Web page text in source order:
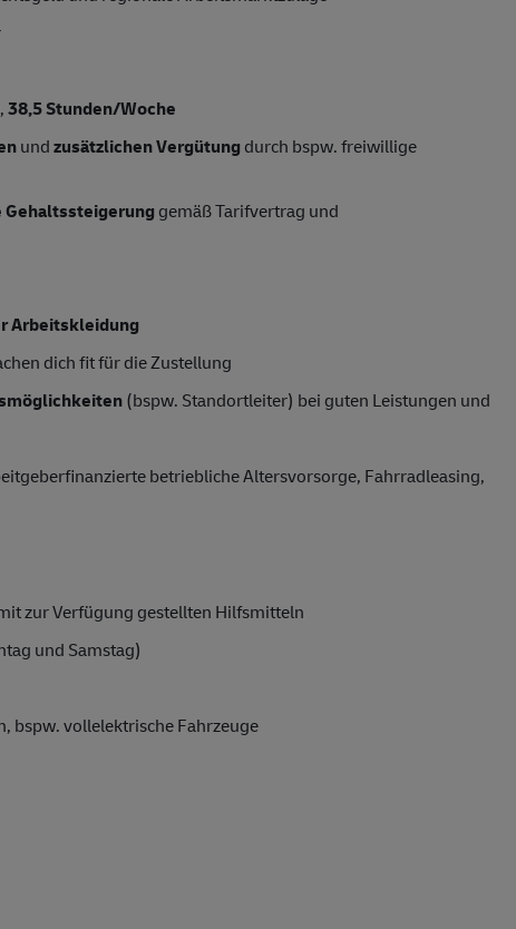
38,5Stunden/Woche
undzusätzlichen Vergütung durch bspw. freiwillige
gemäß Tarifvertrag und
Arbeitskleidung
dich fit für die Zustellung
(bspw. Standortleiter) bei guten Leistungen und
betriebliche Altersvorsorge, Fahrradleasing,
zur Verfügung gestellten Hilfsmitteln
und Samstag)
bspw. vollelektrische Fahrzeuge